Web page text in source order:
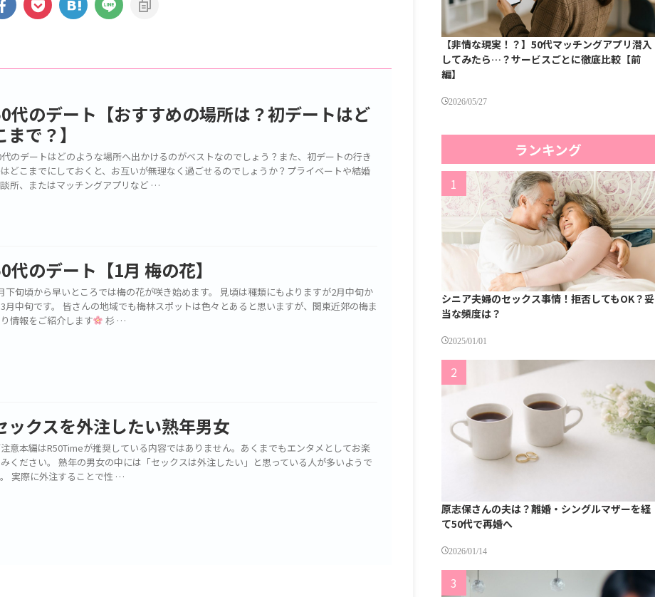
代のデート【おすすめの場所は？初デートはど
まで？】
のデートはどのような場所へ出かけるのがベストなのでしょう？また、初デートの行き
どこまでにしておくと、お互いが無理なく過ごせるのでしょうか？プライベートや結婚
所、またはマッチングアプリなど …
代のデート【1月 梅の花】
下旬頃から早いところでは梅の花が咲き始めます。 見頃は種類にもよりますが2月中旬か
月中旬です。 皆さんの地域でも梅林スポットは色々とあると思いますが、関東近郊の梅ま
情報をご紹介します
杉 …
ックスを外注したい熟年男女
意本編はR50Timeが推奨している内容ではありません。あくまでもエンタメとしてお楽
みください。 熟年の男女の中には「セックスは外注したい」と思っている人が多いようで
実際に外注することで性 …
【非情な現実！？】50代マッチングアプリ潜入
してみたら…？サービスごとに徹底比較【前
編】
2026/05/27
ランキング
シニア夫婦のセックス事情！拒否してもOK？妥
当な頻度は？
2025/01/01
原志保さんの夫は？離婚・シングルマザーを経
て50代で再婚へ
2026/01/14